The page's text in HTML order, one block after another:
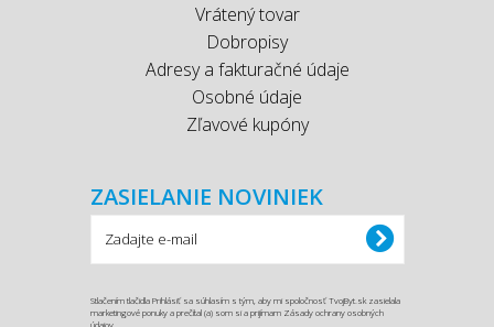
Vrátený tovar
Dobropisy
Adresy a fakturačné údaje
Osobné údaje
Zľavové kupóny
ZASIELANIE NOVINIEK
Stlačením tlačidla Prihlásiť sa súhlasím s tým, aby mi spoločnosť TvojByt.sk zasielala
marketingové ponuky a prečítal (a) som si a prijímam Zásady ochrany osobných
údajov.